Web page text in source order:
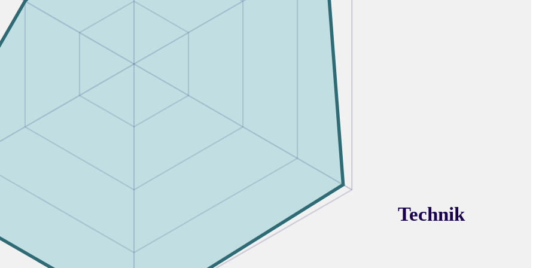
Technik